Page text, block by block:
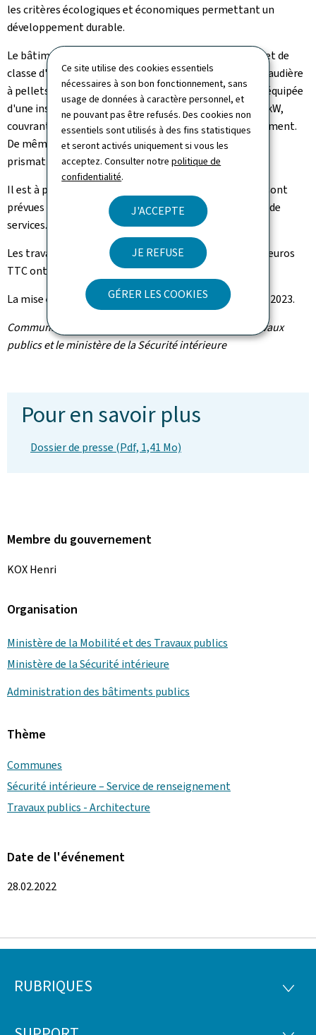
Ce site utilise des cookies essentiels
nécessaires à son bon fonctionnement, sans
usage de données à caractère personnel, et
ne pouvant pas être refusés. Des cookies non
essentiels sont utilisés à des fins statistiques
et seront activés uniquement si vous les
acceptez. Consulter notrepolitique de
confidentialité.
J'ACCEPTE
JE REFUSE
GÉRER LES COOKIES
les critères écologiques et économiques permettant un
développement durable.
Le bâtiment, de classe de performance énergétique A et de
classe d'isolation thermique B, sera chauffé par une chaudière
à pellets de 30kW. La toiture verte de l'immeuble sera équipée
d'une installation de panneaux photovoltaïques de 30 kW,
couvrant trois quarts des besoins en électricité du bâtiment.
De même, des éclairages de type LED avec réflecteurs
prismatiques et dimmables seront installées.
Il est à préciser que des bornes de recharge électrique sont
prévues dans le parking, notamment pour les voitures de
services.
Les travaux dont le coût global s'élève à 6,9 millions d'euros
TTC ont débuté en septembre 2021.
La mise en service prévisionnelle aura lieu en automne 2023.
Communiqué par le ministère de la Mobilité et des Travaux
publics et le ministère de la Sécurité intérieure
Pour en savoir plus
Dossier de presse (Pdf, 1,41 Mo)
Membre du gouvernement
KOX Henri
Organisation
Ministère de la Mobilité et des Travaux publics
Ministère de la Sécurité intérieure
Administration des bâtiments publics
Thème
Communes
Sécurité intérieure – Service de renseignement
Travaux publics - Architecture
Date de l'événement
28.02.2022
Pied
RUBRIQUES